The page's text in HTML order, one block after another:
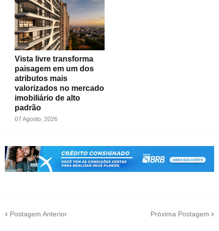
Vista livre transforma
paisagem em um dos
atributos mais
valorizados no mercado
imobiliário de alto
padrão
07 Agosto, 2026
Postagem Anterior Próxima Postagem